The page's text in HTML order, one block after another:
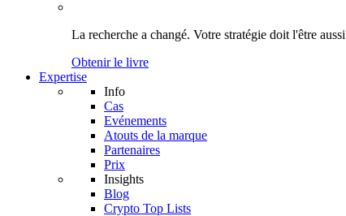
La recherche a changé. Votre stratégie doit l'être aussi
Obtenir le livre
Expertise
Info
Cas
Evénements
Atouts de la marque
Partenaires
Prix
Insights
Blog
Crypto Top Lists